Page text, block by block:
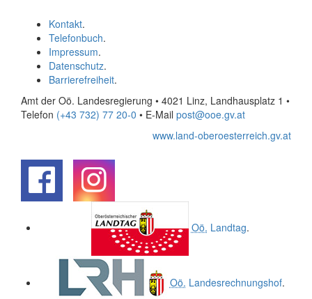
Kontakt.
Telefonbuch.
Impressum.
Datenschutz.
Barrierefreiheit.
Amt der Oö. Landesregierung • 4021 Linz, Landhausplatz 1 •
Telefon (+43 732) 77 20-0 • E-Mail post@ooe.gv.at
www.land-oberoesterreich.gv.at
Oö. Landtag.
Oö. Landesrechnungshof.